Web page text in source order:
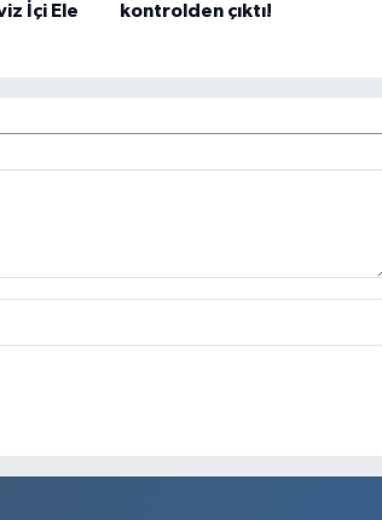
İçi Ele
kontrolden çıktı!